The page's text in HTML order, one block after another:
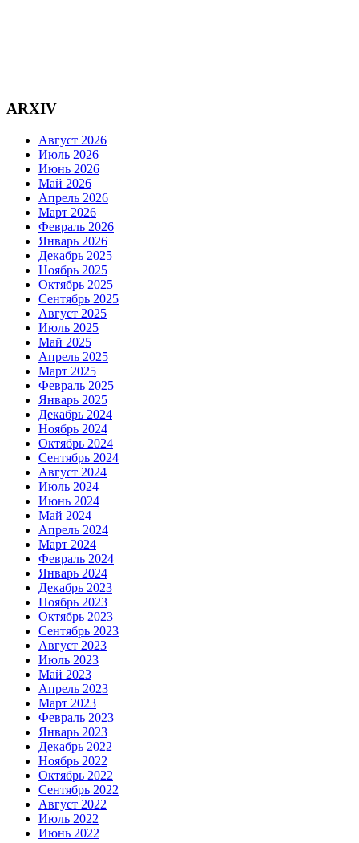
ARXIV
Август 2026
Июль 2026
Июнь 2026
Май 2026
Апрель 2026
Март 2026
Февраль 2026
Январь 2026
Декабрь 2025
Ноябрь 2025
Октябрь 2025
Сентябрь 2025
Август 2025
Июль 2025
Май 2025
Апрель 2025
Март 2025
Февраль 2025
Январь 2025
Декабрь 2024
Ноябрь 2024
Октябрь 2024
Сентябрь 2024
Август 2024
Июль 2024
Июнь 2024
Май 2024
Апрель 2024
Март 2024
Февраль 2024
Январь 2024
Декабрь 2023
Ноябрь 2023
Октябрь 2023
Сентябрь 2023
Август 2023
Июль 2023
Май 2023
Апрель 2023
Март 2023
Февраль 2023
Январь 2023
Декабрь 2022
Ноябрь 2022
Октябрь 2022
Сентябрь 2022
Август 2022
Июль 2022
Июнь 2022